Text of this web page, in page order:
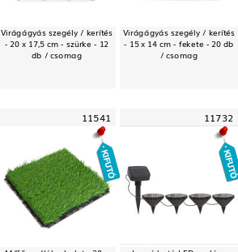
Virágágyás szegély / kerítés
- 20 x 17,5 cm - szürke - 12
db / csomag
Virágágyás szegély / kerítés
- 15 x 14 cm - fekete - 20 db
/ csomag
11541 11732